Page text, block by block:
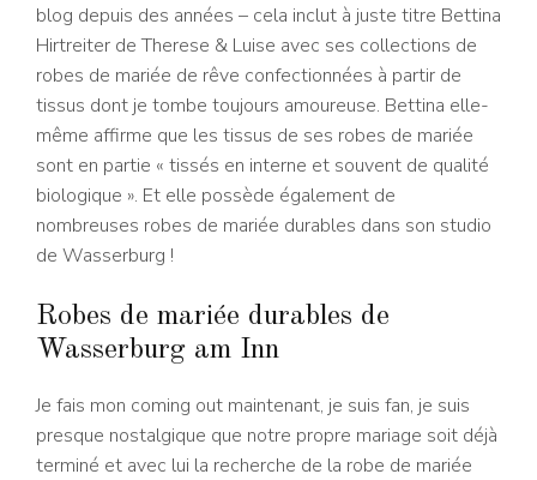
blog depuis des années – cela inclut à juste titre Bettina
Hirtreiter de Therese & Luise avec ses collections de
robes de mariée de rêve confectionnées à partir de
tissus dont je tombe toujours amoureuse. Bettina elle-
même affirme que les tissus de ses robes de mariée
sont en partie « tissés en interne et souvent de qualité
biologique ». Et elle possède également de
nombreuses robes de mariée durables dans son studio
de Wasserburg !
Robes de mariée durables de
Wasserburg am Inn
Je fais mon coming out maintenant, je suis fan, je suis
presque nostalgique que notre propre mariage soit déjà
terminé et avec lui la recherche de la robe de mariée